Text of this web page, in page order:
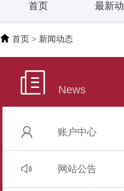
首页 最新
首页 > 新闻动态
News
账户中心
网站公告